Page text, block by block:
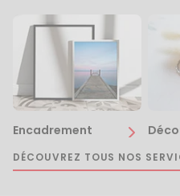
Encadrement
DÉCOUVREZ TOUS NOS